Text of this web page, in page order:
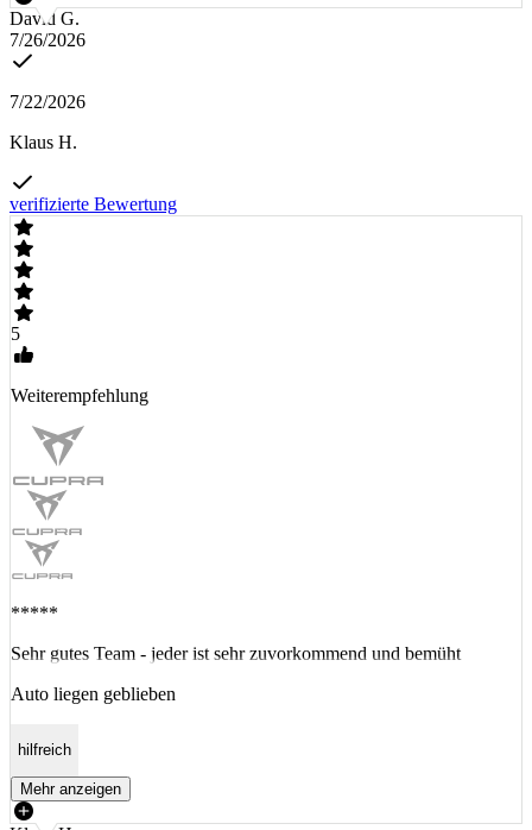
David G.
7/26/2026
7/22/2026
Klaus H.
verifizierte Bewertung
5
Weiterempfehlung
*****
Sehr gutes Team - jeder ist sehr zuvorkommend und bemüht
Auto liegen geblieben
hilfreich
Mehr anzeigen